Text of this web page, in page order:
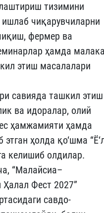
тизимини
чиқарувчиларни
фермер ва
ҳамда
этиш масалалари
савияда ташкил этиш
ва идоралар, олий
ҳамжамияти ҳамда
ҳолда қо‘шма
келишиб олдилар.
“Малайсиа–
Ҳалал Фест 2027”
савдо-